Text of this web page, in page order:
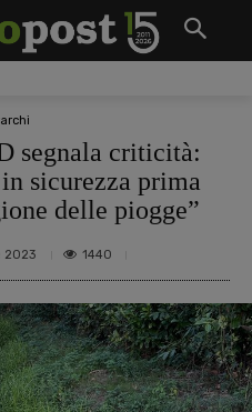
segnala criticità:
sicurezza prima
delle piogge”
2023 1440